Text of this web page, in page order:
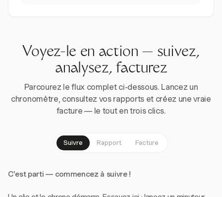
Voyez-le en action — suivez,
analysez, facturez
Parcourez le flux complet ci-dessous. Lancez un
chronomètre, consultez vos rapports et créez une vraie
facture — le tout en trois clics.
Suivre Rapport Facture
C'est parti — commencez à suivre !